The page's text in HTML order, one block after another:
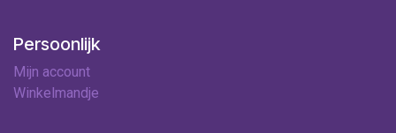
Persoonlijk
Mijn account
Winkelmandje